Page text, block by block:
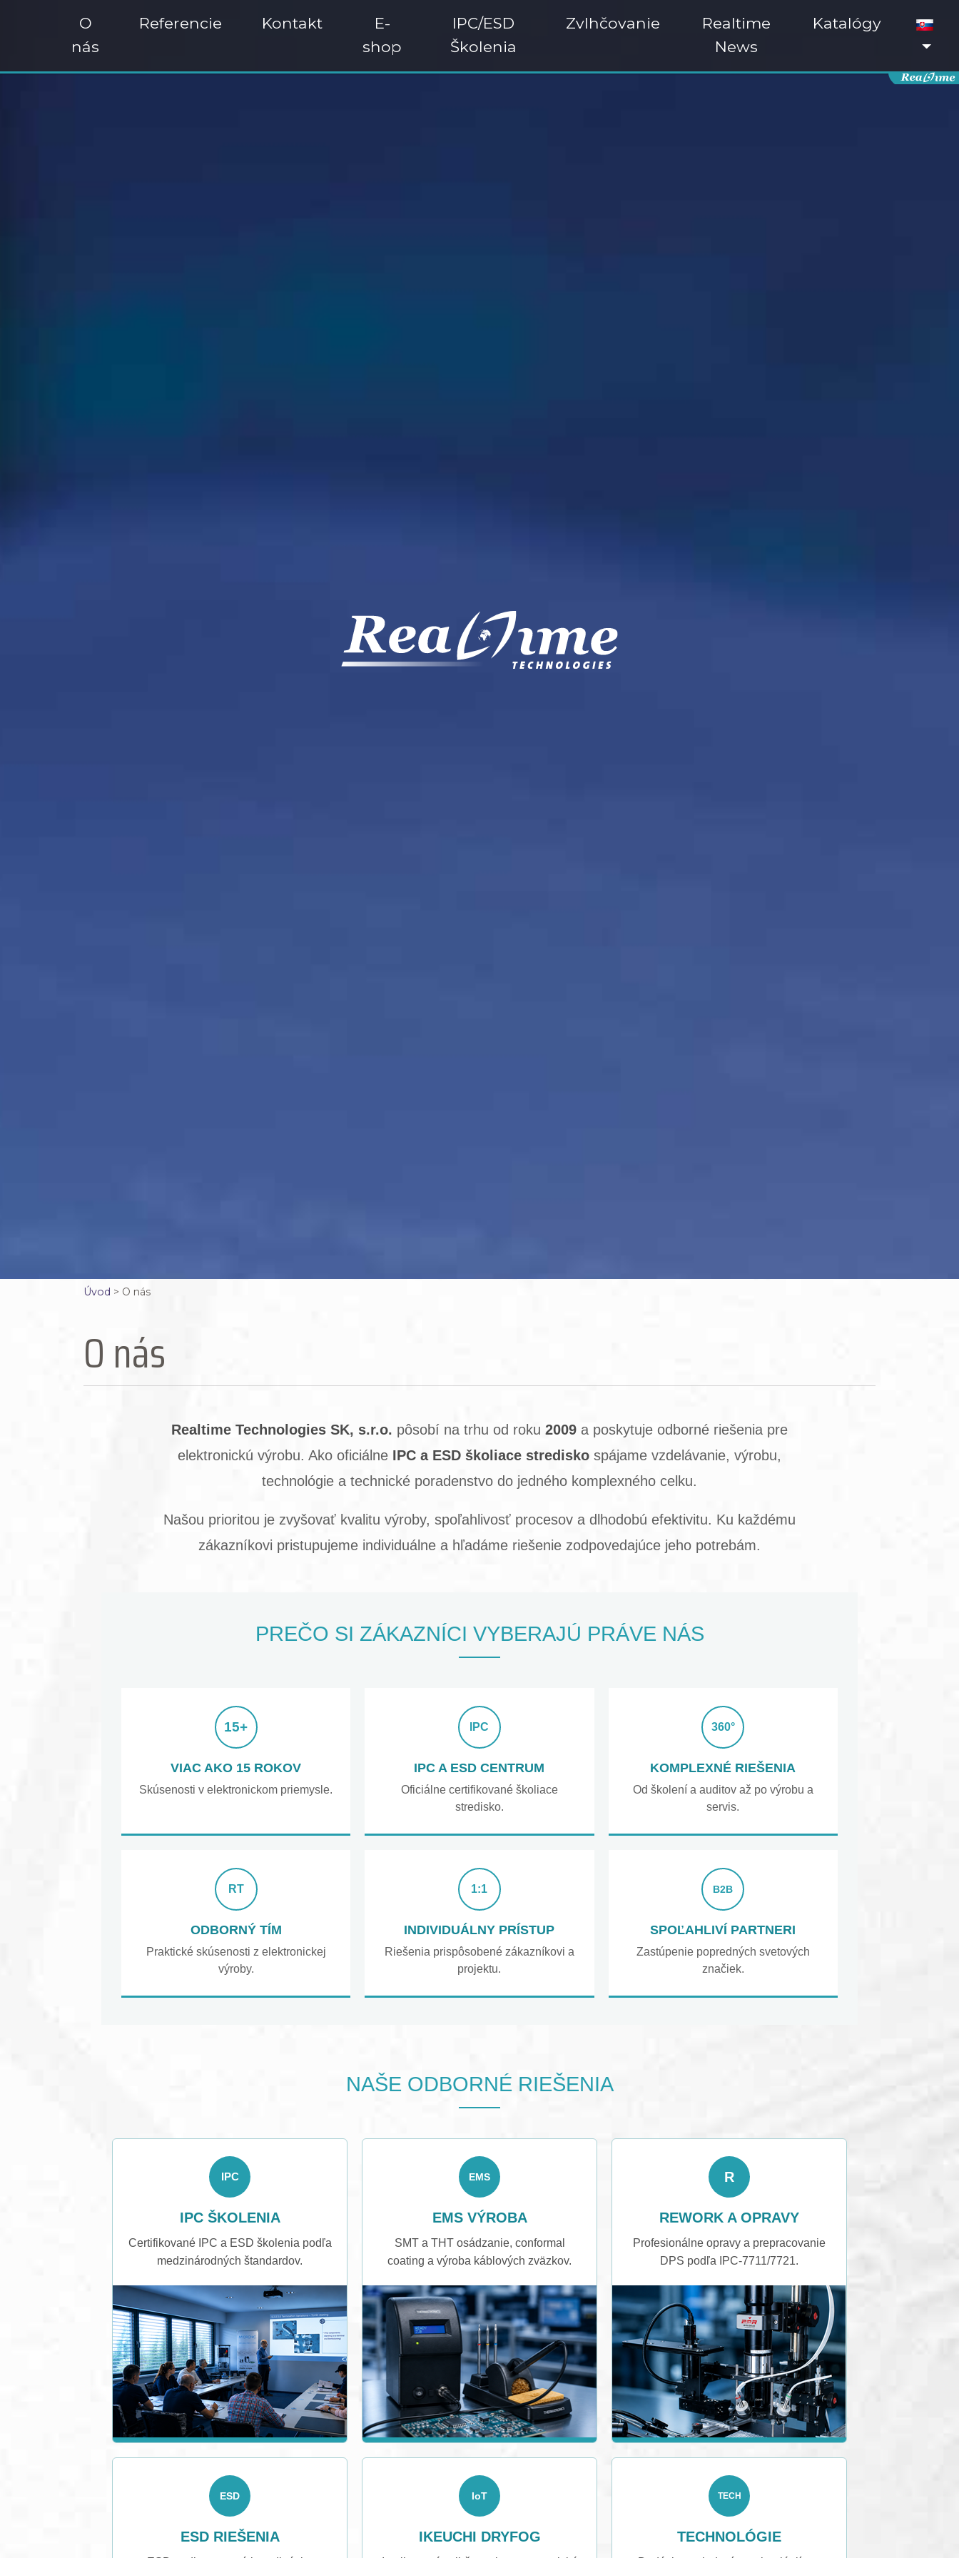
O
nás
Referencie Kontakt
E-
shop
IPC/ESD
Školenia
Zvlhčovanie
Realtime
News
Katalógy
Úvod > O nás
O nás
Realtime Technologies SK, s.r.o. pôsobí na trhu od roku 2009 a poskytuje odborné riešenia pre
elektronickú výrobu. Ako oficiálne IPC a ESD školiace stredisko spájame vzdelávanie, výrobu,
technológie a technické poradenstvo do jedného komplexného celku.
Našou prioritou je zvyšovať kvalitu výroby, spoľahlivosť procesov a dlhodobú efektivitu. Ku každému
zákazníkovi pristupujeme individuálne a hľadáme riešenie zodpovedajúce jeho potrebám.
PREČO SI ZÁKAZNÍCI VYBERAJÚ PRÁVE NÁS
15+
VIAC AKO 15 ROKOV
Skúsenosti v elektronickom priemysle.
IPC
IPC A ESD CENTRUM
Oficiálne certifikované školiace
stredisko.
360°
KOMPLEXNÉ RIEŠENIA
Od školení a auditov až po výrobu a
servis.
RT
ODBORNÝ TÍM
Praktické skúsenosti z elektronickej
výroby.
1:1
INDIVIDUÁLNY PRÍSTUP
Riešenia prispôsobené zákazníkovi a
projektu.
B2B
SPOĽAHLIVÍ PARTNERI
Zastúpenie popredných svetových
značiek.
NAŠE ODBORNÉ RIEŠENIA
IPC
IPC ŠKOLENIA
Certifikované IPC a ESD školenia podľa
medzinárodných štandardov.
EMS
EMS VÝROBA
SMT a THT osádzanie, conformal
coating a výroba káblových zväzkov.
R
REWORK A OPRAVY
Profesionálne opravy a prepracovanie
DPS podľa IPC-7711/7721.
ESD
ESD RIEŠENIA
IoT
IKEUCHI DRYFOG
TECH
TECHNOLÓGIE